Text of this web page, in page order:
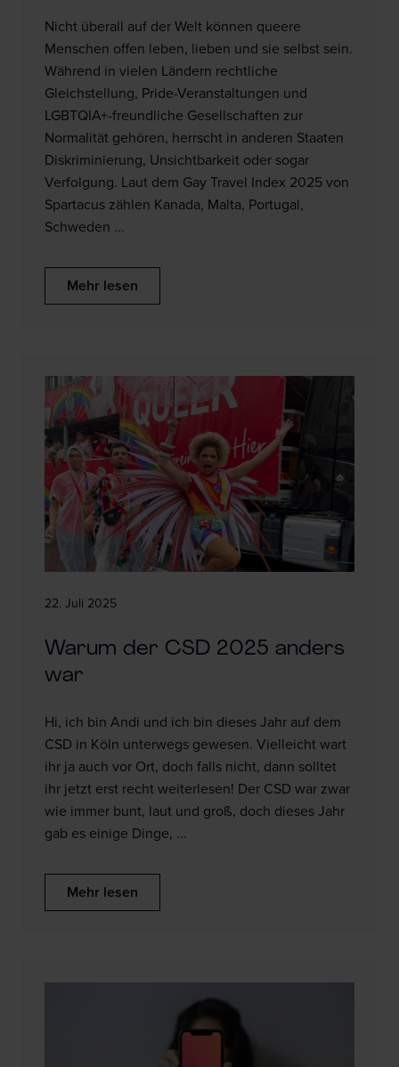
Nicht überall auf der Welt können queere
Menschen offen leben, lieben und sie selbst sein.
Während in vielen Ländern rechtliche
Gleichstellung, Pride-Veranstaltungen und
LGBTQIA+-freundliche Gesellschaften zur
Normalität gehören, herrscht in anderen Staaten
Diskriminierung, Unsichtbarkeit oder sogar
Verfolgung. Laut dem Gay Travel Index 2025 von
Spartacus zählen Kanada, Malta, Portugal,
Schweden ...
Mehr lesen
22. Juli 2025
Warum der CSD 2025 anders
war
Hi, ich bin Andi und ich bin dieses Jahr auf dem
CSD in Köln unterwegs gewesen. Vielleicht wart
ihr ja auch vor Ort, doch falls nicht, dann solltet
ihr jetzt erst recht weiterlesen! Der CSD war zwar
wie immer bunt, laut und groß, doch dieses Jahr
gab es einige Dinge, ...
Mehr lesen